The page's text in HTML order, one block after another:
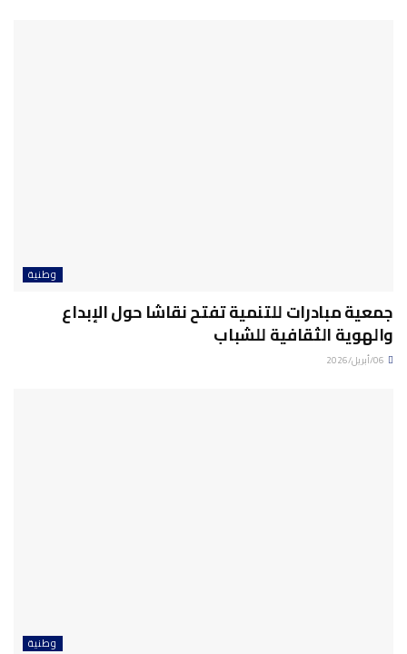
وطنية
جمعية مبادرات للتنمية تفتح نقاشا حول الإبداع
والهوية الثقافية للشباب
وطنية